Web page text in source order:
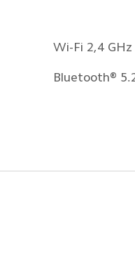
Wi-Fi 2,4 GHz
Bluetooth®